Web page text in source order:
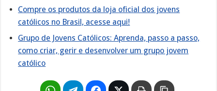
Compre os produtos da loja oficial dos jovens
católicos no Brasil, acesse aqui!
Grupo de Jovens Católicos: Aprenda, passo a passo,
como criar, gerir e desenvolver um grupo jovem
católico